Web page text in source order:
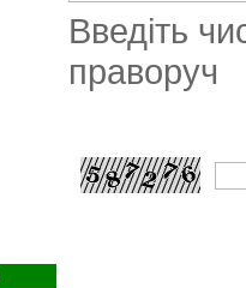
Введіть
праворуч